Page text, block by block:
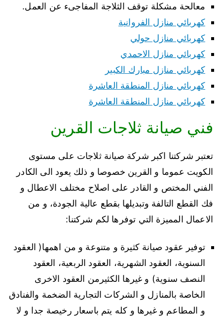
معالحة مشكلة توقف الثلاجة المفاجىء عن العمل.
كهربائي منازل الفروانية
كهربائي منازل حولي
كهربائي منازل الاحمدي
كهربائي منازل مبارك الكبير
كهربائي منازل المنطقة العاشرة
كهربائي منازل المنطقة العاشرة
فني صيانة ثلاجات القرين
تعتبر شركتنا اكبر شركة صيانة ثلاجات على مستوى
الكويت عموما و القرين خصوصا و ذلك يعود الى الكادر
الفني المختص و القادر على اصلاح مختلف الاعطال و
فك القطع التالفة وتبديلها بقطع عالية الجودة، و من
الاعمال المميزة التي توفرها لكم شركتنا:
توفير عقود صيانة كثيرة و متنوعة و من اهمها( العقود
السنوية، العقود الشهرية، العقود الربعية، العقود
النصف سنوية) و غيرها الكثيرمن العقود الاخرى
الخاصة بالمنازل و الشركات التجارية الضخمة والفنادق
و المطاعم و غيرها و كله يتم باسعار رخيصة جدا و لا